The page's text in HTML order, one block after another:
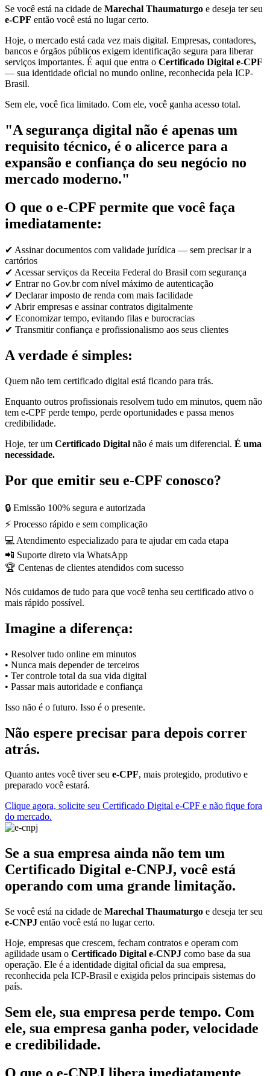
Se você está na cidade de Marechal Thaumaturgo e deseja ter seu
e-CPF então você está no lugar certo.
Hoje, o mercado está cada vez mais digital. Empresas, contadores,
bancos e órgãos públicos exigem identificação segura para liberar
serviços importantes. É aqui que entra o Certificado Digital e-CPF
— sua identidade oficial no mundo online, reconhecida pela ICP-
Brasil.
Sem ele, você fica limitado. Com ele, você ganha acesso total.
"A segurança digital não é apenas um
requisito técnico, é o alicerce para a
expansão e confiança do seu negócio no
mercado moderno."
O que o e-CPF permite que você faça
imediatamente:
✔ Assinar documentos com validade jurídica — sem precisar ir a
cartórios
✔ Acessar serviços da Receita Federal do Brasil com segurança
✔ Entrar no Gov.br com nível máximo de autenticação
✔ Declarar imposto de renda com mais facilidade
✔ Abrir empresas e assinar contratos digitalmente
✔ Economizar tempo, evitando filas e burocracias
✔ Transmitir confiança e profissionalismo aos seus clientes
A verdade é simples:
Quem não tem certificado digital está ficando para trás.
Enquanto outros profissionais resolvem tudo em minutos, quem não
tem e-CPF perde tempo, perde oportunidades e passa menos
credibilidade.
Hoje, ter um Certificado Digital não é mais um diferencial. É uma
necessidade.
Por que emitir seu e-CPF conosco?
🔒 Emissão 100% segura e autorizada
⚡ Processo rápido e sem complicação
💻 Atendimento especializado para te ajudar em cada etapa
📲 Suporte direto via WhatsApp
🏆 Centenas de clientes atendidos com sucesso
Nós cuidamos de tudo para que você tenha seu certificado ativo o
mais rápido possível.
Imagine a diferença:
• Resolver tudo online em minutos
• Nunca mais depender de terceiros
• Ter controle total da sua vida digital
• Passar mais autoridade e confiança
Isso não é o futuro. Isso é o presente.
Não espere precisar para depois correr
atrás.
Quanto antes você tiver seu e-CPF, mais protegido, produtivo e
preparado você estará.
Clique agora, solicite seu Certificado Digital e-CPF e não fique fora
do mercado.
Se a sua empresa ainda não tem um
Certificado Digital e-CNPJ, você está
operando com uma grande limitação.
Se você está na cidade de Marechal Thaumaturgo e deseja ter seu
e-CNPJ então você está no lugar certo.
Hoje, empresas que crescem, fecham contratos e operam com
agilidade usam o Certificado Digital e-CNPJ como base da sua
operação. Ele é a identidade digital oficial da sua empresa,
reconhecida pela ICP-Brasil e exigida pelos principais sistemas do
país.
Sem ele, sua empresa perde tempo. Com
ele, sua empresa ganha poder, velocidade
e credibilidade.